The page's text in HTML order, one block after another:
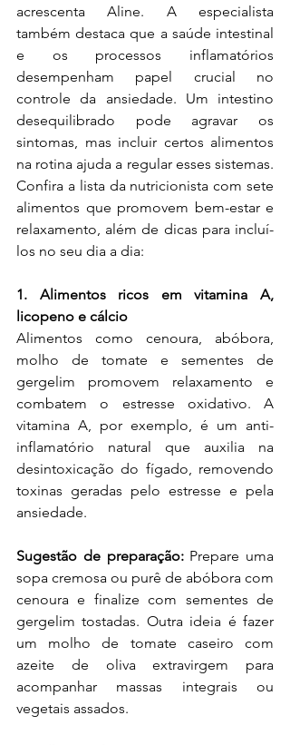
acrescenta Aline. A especialista
também destaca que a saúde intestinal
e os processos inflamatórios
desempenham papel crucial no
controle da ansiedade. Um intestino
desequilibrado pode agravar os
sintomas, mas incluir certos alimentos
na rotina ajuda a regular esses sistemas.
Confira a lista da nutricionista com sete
alimentos que promovem bem-estar e
relaxamento, além de dicas para incluí-
los no seu dia a dia:
1. Alimentos ricos em vitamina A,
licopeno e cálcio
Alimentos como cenoura, abóbora,
molho de tomate e sementes de
gergelim promovem relaxamento e
combatem o estresse oxidativo. A
vitamina A, por exemplo, é um anti-
inflamatório natural que auxilia na
desintoxicação do fígado, removendo
toxinas geradas pelo estresse e pela
ansiedade.
Sugestão de preparação: Prepare uma
sopa cremosa ou purê de abóbora com
cenoura e finalize com sementes de
gergelim tostadas. Outra ideia é fazer
um molho de tomate caseiro com
azeite de oliva extravirgem para
acompanhar massas integrais ou
vegetais assados.